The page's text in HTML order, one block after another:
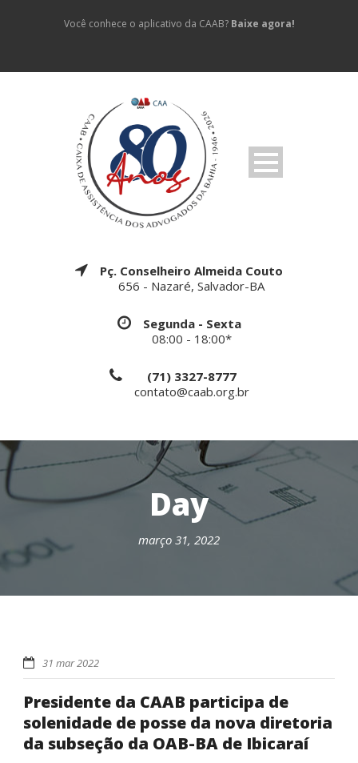
Você conhece o aplicativo da CAAB? Baixe agora!
Pç. Conselheiro Almeida Couto
656 - Nazaré, Salvador-BA
Segunda - Sexta
08:00 - 18:00*
(71) 3327-8777
contato@caab.org.br
Day
março 31, 2022
31 mar 2022
Presidente da CAAB participa de
solenidade de posse da nova diretoria
da subseção da OAB-BA de Ibicaraí